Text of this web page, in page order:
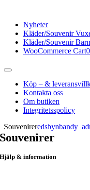
innehålletNyheter
Kläder/Souvenir
Kläder/Souvenir Barn
WooCommerce Cart0
Toggle
NavigationKöp – &
Kontakta oss
Om butiken
Integritetsspolicy
Souvenirer
Souvenirer
Hjälp & information